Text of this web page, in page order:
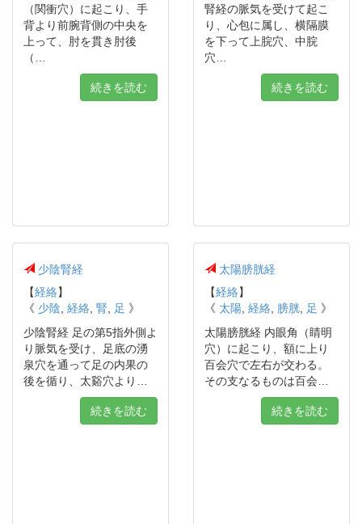
（関衝穴）に起こり、手
背より前腕背側の中央を
上って、肘を貫き肘後
（…
続きを読む
腎経の脈気を受けて起こ
り、心包に属し、横隔膜
を下って上脘穴、中脘
穴…
続きを読む
少陰腎経
【経絡】
《 少陰 経絡 腎 足 》
少陰腎経 足の第5指外側よ
り脈気を受け、足底の湧
泉穴を通って足の内果の
後を循り、太谿穴より…
続きを読む
太陽膀胱経
【経絡】
《 太陽 経絡 膀胱 足 》
太陽膀胱経 内眼角（睛明
穴）に起こり、額に上り
百会穴で左右が交わる。
その支なるものは百会…
続きを読む